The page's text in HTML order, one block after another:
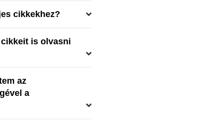
cikkekhez?
cikkeit is olvasni
az
a